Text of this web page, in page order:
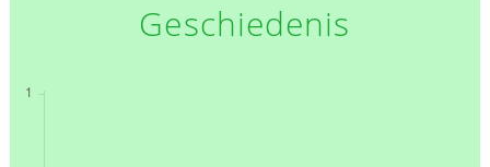
Geschiedenis